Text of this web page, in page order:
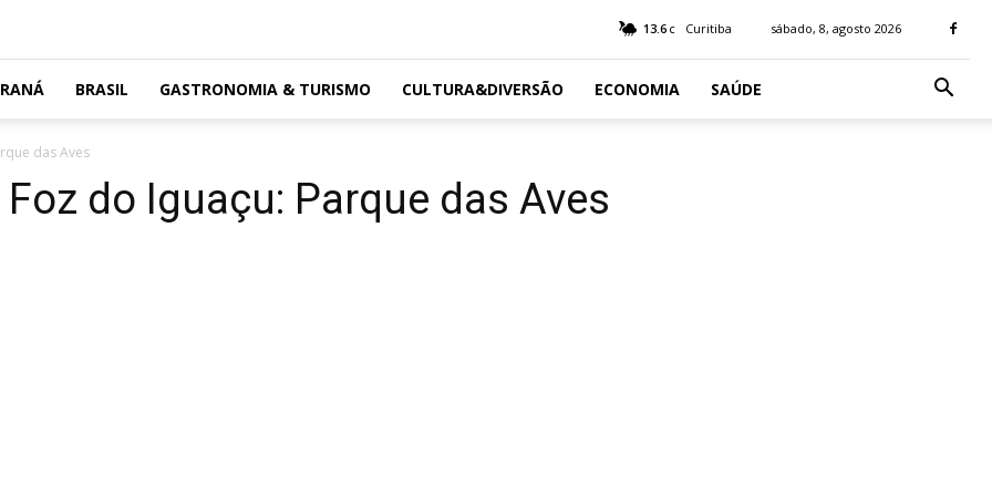
13.6 C Curitiba sábado, 8, agosto 2026
BRASIL GASTRONOMIA & TURISMO CULTURA&DIVERSÃO ECONOMIA SAÚDE
das Aves
do Iguaçu: Parque das Aves